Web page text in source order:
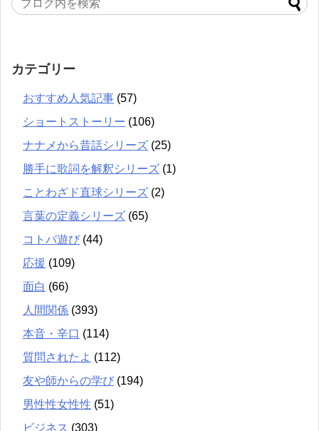
カテゴリー
おすすめ人気記事 (57)
ショートストーリー (106)
ナナメから昔話シリーズ (25)
勝手に歌詞を解釈シリーズ (1)
ことわざド直球シリーズ (2)
言葉の定義シリーズ (65)
コトバ遊び (44)
応援 (109)
面白 (66)
人間関係 (393)
本音・辛口 (114)
質問されたよ (112)
友や師からの学び (194)
男性性女性性 (51)
ビジネス (303)